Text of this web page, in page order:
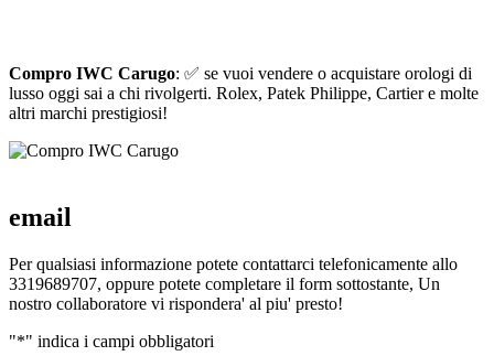
Compro IWC Carugo: ✅ se vuoi vendere o acquistare orologi di
lusso oggi sai a chi rivolgerti. Rolex, Patek Philippe, Cartier e molte
altri marchi prestigiosi!
email
Per qualsiasi informazione potete contattarci telefonicamente allo
3319689707, oppure potete completare il form sottostante, Un
nostro collaboratore vi rispondera' al piu' presto!
"*" indica i campi obbligatori